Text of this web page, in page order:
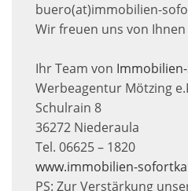
buero(at)immobilien-
Wir freuen uns von
Ihr Team von
Werbeagentur Mötzing
Schulrain 8
36272 Niederaula
Tel. 06625 – 1820
www.immobilien-
PS: Zur Verstärkung